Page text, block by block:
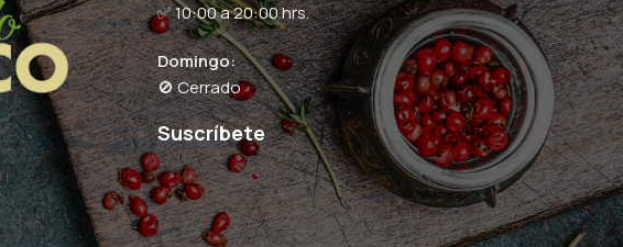
✅ 10:00 a 20:00 hrs.
Domingo:
🚫 Cerrado
Suscríbete